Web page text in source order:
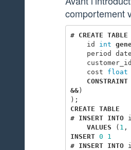
comportement
# CREATE TABLE
id
int
period
customer_id
cost
float
CONSTRAINT
&&)
);
CREATE
TABLE
# INSERT INTO
VALUES
( 1 ,
INSERT 0
1
# INSERT INTO